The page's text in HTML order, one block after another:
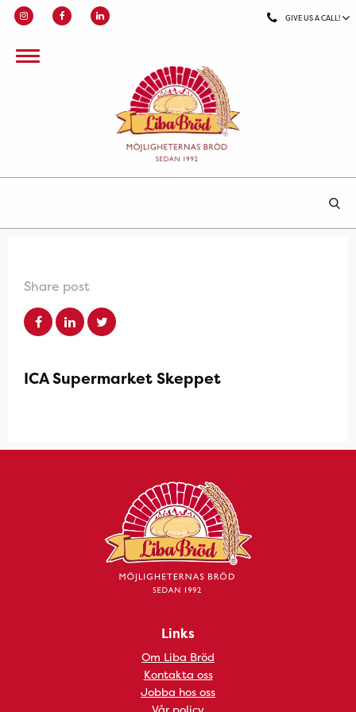
GIVE US A CALL!
Share post
ICA Supermarket Skeppet
Links
Om Liba Bröd
Kontakta oss
Jobba hos oss